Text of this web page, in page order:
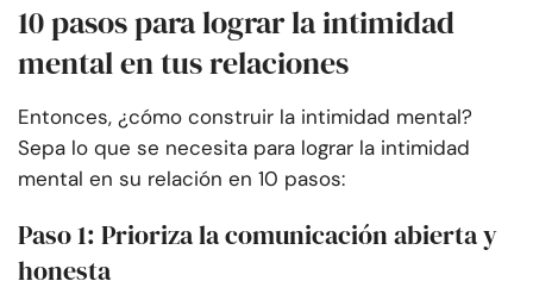
10 pasos para lograr la intimidad
mental en tus relaciones
Entonces, ¿cómo construir la intimidad mental?
Sepa lo que se necesita para lograr la intimidad
mental en su relación en 10 pasos:
Paso 1: Prioriza la comunicación abierta y
honesta